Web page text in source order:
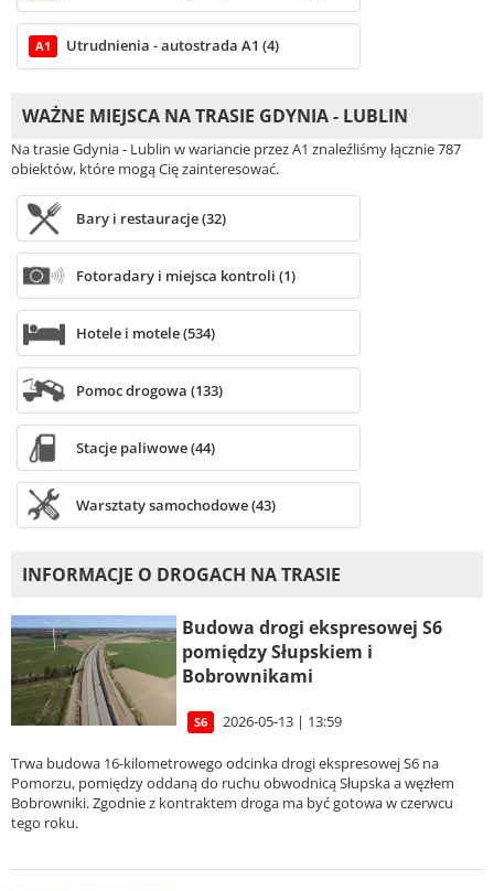
A1 Utrudnienia - autostrada A1 (4)
WAŻNE MIEJSCA NA TRASIE GDYNIA - LUBLIN
Na trasie Gdynia - Lublin w wariancie przez A1 znaleźliśmy łącznie 787
obiektów, które mogą Cię zainteresować.
Bary i restauracje (32)
Fotoradary i miejsca kontroli (1)
Hotele i motele (534)
Pomoc drogowa (133)
Stacje paliwowe (44)
Warsztaty samochodowe (43)
INFORMACJE O DROGACH NA TRASIE
Budowa drogi ekspresowej S6
pomiędzy Słupskiem i
Bobrownikami
S6 2026-05-13 | 13:59
Trwa budowa 16-kilometrowego odcinka drogi ekspresowej S6 na
Pomorzu, pomiędzy oddaną do ruchu obwodnicą Słupska a węzłem
Bobrowniki. Zgodnie z kontraktem droga ma być gotowa w czerwcu
tego roku.